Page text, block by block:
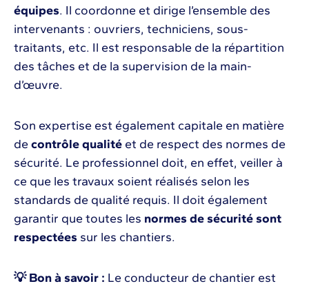
équipes. Il coordonne et dirige l’ensemble des
intervenants : ouvriers, techniciens, sous-
traitants, etc. Il est responsable de la répartition
des tâches et de la supervision de la main-
d’œuvre.
Son expertise est également capitale en matière
de contrôle qualité et de respect des normes de
sécurité. Le professionnel doit, en effet, veiller à
ce que les travaux soient réalisés selon les
standards de qualité requis. Il doit également
garantir que toutes les normes de sécurité sont
respectées sur les chantiers.
💡 Bon à savoir : Le conducteur de chantier est